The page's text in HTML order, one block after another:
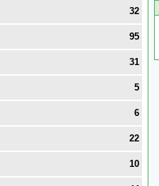
32
95
31
5
6
22
10